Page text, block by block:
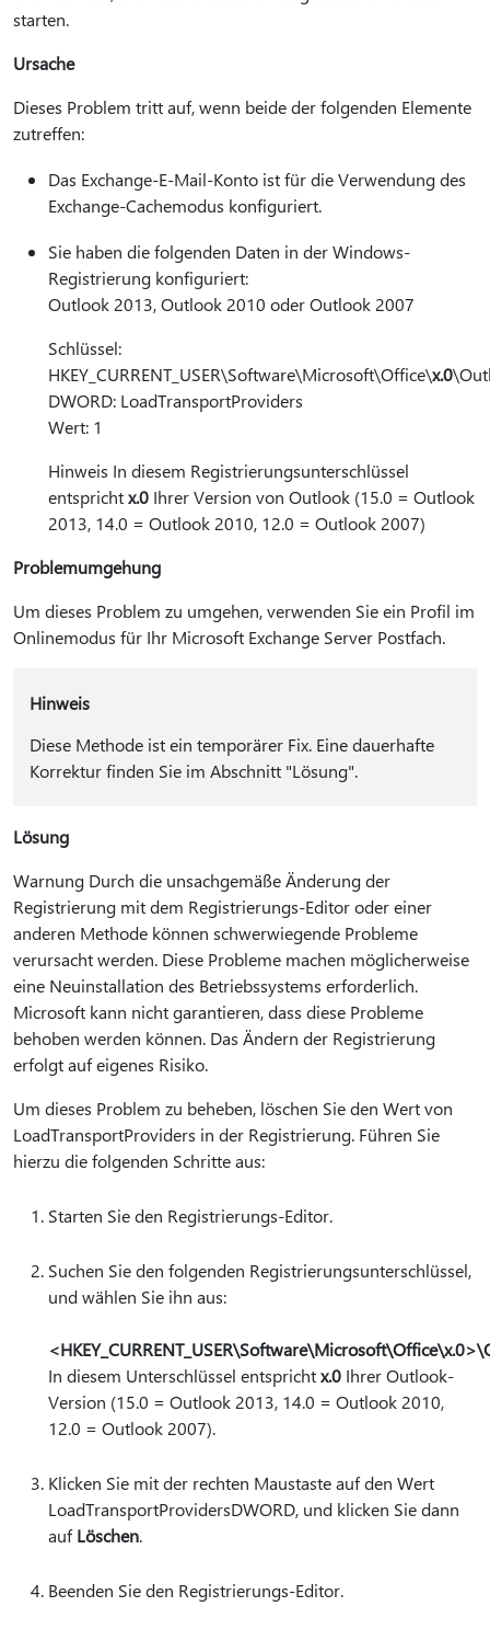
starten.
Ursache
Dieses Problem tritt auf, wenn beide der folgenden Elemente
zutreffen:
Das Exchange-E-Mail-Konto ist für die Verwendung des
Exchange-Cachemodus konfiguriert.
Sie haben die folgenden Daten in der Windows-
Registrierung konfiguriert:
Outlook 2013, Outlook 2010 oder Outlook 2007
Schlüssel:
HKEY_CURRENT_USER\Software\Microsoft\Office\x.0
DWORD: LoadTransportProviders
Wert: 1
Hinweis In diesem Registrierungsunterschlüssel
entsprichtx.0 Ihrer Version von Outlook (15.0 = Outlook
2013, 14.0 = Outlook 2010, 12.0 = Outlook 2007)
Problemumgehung
Um dieses Problem zu umgehen, verwenden Sie ein Profil im
Onlinemodus für Ihr Microsoft Exchange Server Postfach.
Hinweis
Diese Methode ist ein temporärer Fix. Eine dauerhafte
Korrektur finden Sie im Abschnitt "Lösung".
Lösung
Warnung Durch die unsachgemäße Änderung der
Registrierung mit dem Registrierungs-Editor oder einer
anderen Methode können schwerwiegende Probleme
verursacht werden. Diese Probleme machen möglicherweise
eine Neuinstallation des Betriebssystems erforderlich.
Microsoft kann nicht garantieren, dass diese Probleme
behoben werden können. Das Ändern der Registrierung
erfolgt auf eigenes Risiko.
Um dieses Problem zu beheben, löschen Sie den Wert von
LoadTransportProviders in der Registrierung. Führen Sie
hierzu die folgenden Schritte aus:
Starten Sie den Registrierungs-Editor.
Suchen Sie den folgenden Registrierungsunterschlüssel,
und wählen Sie ihn aus:
In diesem Unterschlüssel entsprichtx.0 Ihrer Outlook-
Version (15.0 = Outlook 2013, 14.0 = Outlook 2010,
12.0 = Outlook 2007).
Klicken Sie mit der rechten Maustaste auf den Wert
LoadTransportProvidersDWORD, und klicken Sie dann
aufLöschen.
Beenden Sie den Registrierungs-Editor.